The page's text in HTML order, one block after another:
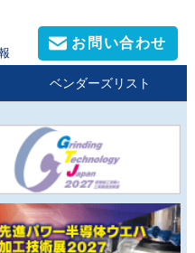
お問い合わせ
ベンダーズリスト